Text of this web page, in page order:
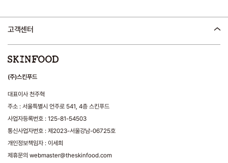
고객센터
(주)스킨푸드
대표이사 천주혁
주소 : 서울특별시 언주로 541, 4층 스킨푸드
사업자등록번호 : 125-81-54503
통신사업자번호 : 제2023-서울강남-06725호
개인정보책임자 : 이세희
제휴문의 webmaster@theskinfood.com